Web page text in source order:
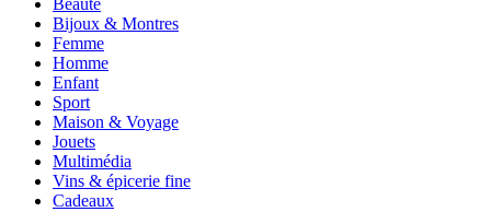
Beauté
Bijoux & Montres
Femme
Homme
Enfant
Sport
Maison & Voyage
Jouets
Multimédia
Vins & épicerie fine
Cadeaux